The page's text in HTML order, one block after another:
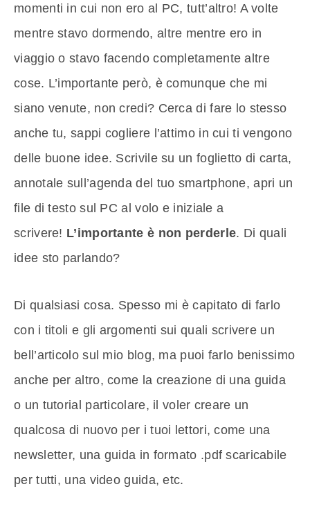
momenti in cui non ero al PC, tutt’altro! A volte
mentre stavo dormendo, altre mentre ero in
viaggio o stavo facendo completamente altre
cose. L’importante però, è comunque che mi
siano venute, non credi? Cerca di fare lo stesso
anche tu, sappi cogliere l’attimo in cui ti vengono
delle buone idee. Scrivile su un foglietto di carta,
annotale sull’agenda del tuo smartphone, apri un
file di testo sul PC al volo e iniziale a
scrivere! L’importante è non perderle. Di quali
idee sto parlando?
Di qualsiasi cosa. Spesso mi è capitato di farlo
con i titoli e gli argomenti sui quali scrivere un
bell’articolo sul mio blog, ma puoi farlo benissimo
anche per altro, come la creazione di una guida
o un tutorial particolare, il voler creare un
qualcosa di nuovo per i tuoi lettori, come una
newsletter, una guida in formato .pdf scaricabile
per tutti, una video guida, etc.